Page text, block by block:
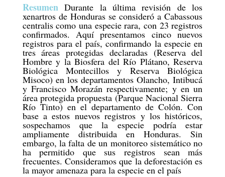
ResumenDurante la última revisión de los
xenartros de Honduras se consideró a Cabassous
centralis como una especie rara, con 23 registros
confirmados. Aquí presentamos cinco nuevos
registros para el país, confirmando la especie en
tres áreas protegidas declaradas (Reserva del
Hombre y la Biosfera del Río Plátano, Reserva
Biológica Montecillos y Reserva Biológica
Misoco) en los departamentos Olancho, Intibucá
y Francisco Morazán respectivamente; y en un
área protegida propuesta (Parque Nacional Sierra
Río Tinto) en el departamento de Colón. Con
base a estos nuevos registros y los históricos,
sospechamos que la especie podría estar
ampliamente distribuida en Honduras. Sin
embargo, la falta de un monitoreo sistemático no
ha permitido que sus registros sean más
frecuentes. Consideramos que la deforestación es
la mayor amenaza para la especie en el país